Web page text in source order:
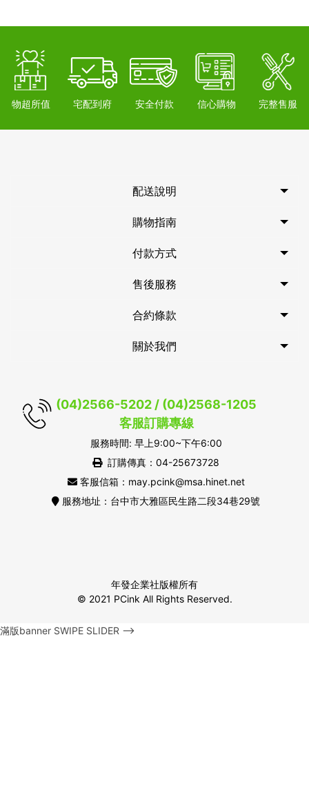
物超所值 宅配到府 安全付款 信心購物 完整售服
配送說明
購物指南
付款方式
售後服務
合約條款
關於我們
(04)2566-5202 / (04)2568-1205
客服訂購專線
服務時間: 早上9:00~下午6:00
訂購傳真：04-25673728
客服信箱：may.pcink@msa.hinet.net
服務地址：台中市大雅區民生路二段34巷29號
年發企業社版權所有
© 2021 PCink All Rights Reserved.
滿版banner SWIPE SLIDER -->